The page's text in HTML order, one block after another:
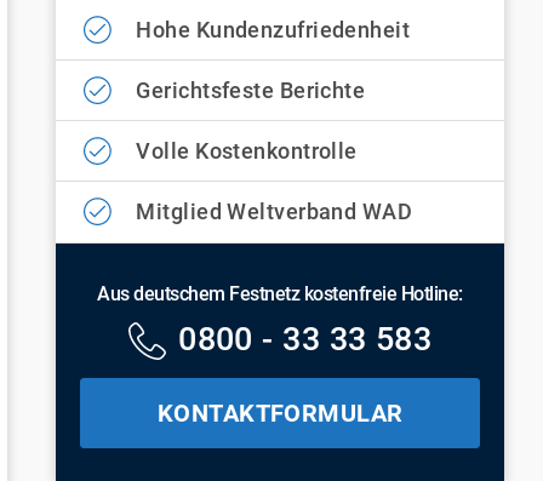
Hohe Kundenzufriedenheit
Gerichtsfeste Berichte
Volle Kostenkontrolle
Mitglied Weltverband WAD
Aus deutschem Festnetz kostenfreie Hotline:
0800 - 33 33 583
KONTAKTFORMULAR